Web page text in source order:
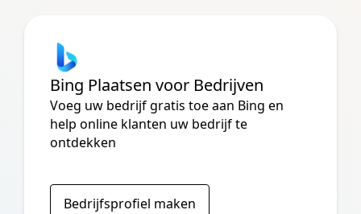
Bing Plaatsen voor Bedrijven
Voeg uw bedrijf gratis toe aan Bing en
help online klanten uw bedrijf te
ontdekken
Bedrijfsprofiel maken